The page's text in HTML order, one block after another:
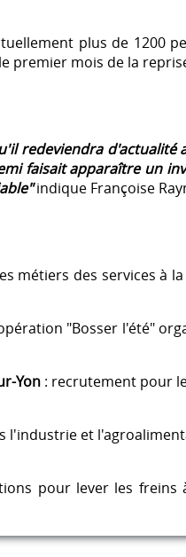
plus de 1200
premier mois de la
redeviendra d'actualité
faisait apparaître un
indique Françoise
métiers des services à
"Bosser l'été"
Yon: recrutement pour
l'industrie et
pour lever les freins